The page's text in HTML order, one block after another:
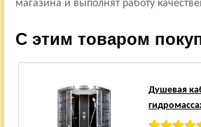
магазина и выполнят работу
С этим товаром
Душевая